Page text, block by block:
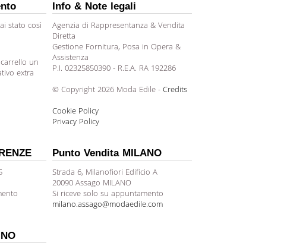
stato così
un
extra
Info & Note legali
Agenzia di Rappresentanza & Vendita
Diretta
Gestione Fornitura, Posa in Opera &
Assistenza
P.I. 02325850390 - R.E.A. RA 192286
© Copyright 2026 Moda Edile - Credits
Cookie Policy
Privacy Policy
Punto Vendita MILANO
Strada 6, Milanofiori Edificio A
20090 Assago MILANO
Si riceve solo su appuntamento
milano.assago@modaedile.com